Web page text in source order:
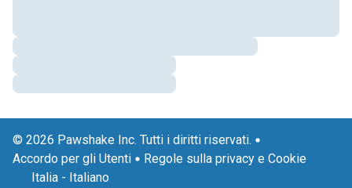
© 2026 Pawshake Inc. Tutti i diritti riservati.
Accordo per gli Utenti
Regole sulla privacy e Cookie
Italia - Italiano